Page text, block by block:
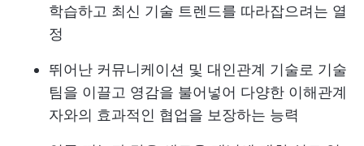
학습하고 최신 기술 트렌드를 따라잡으려는 열
정
뛰어난 커뮤니케이션 및 대인관계 기술로 기술
팀을 이끌고 영감을 불어넣어 다양한 이해관계
자와의 효과적인 협업을 보장하는 능력